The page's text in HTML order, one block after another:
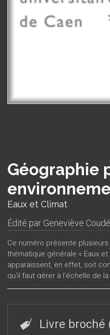
Géographie
Eaux et Climat
Édité par Geneviève
Ce numéro présente
thématique générale « Eaux et
apparaissent, en effet, soit
qu'il faut gérer à l'échelle de
comme l’un des facteurs du
caractérisation du risque
océanique.Livre broché